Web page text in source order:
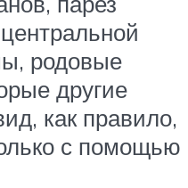
родовые
другие
как правило,
с помощью